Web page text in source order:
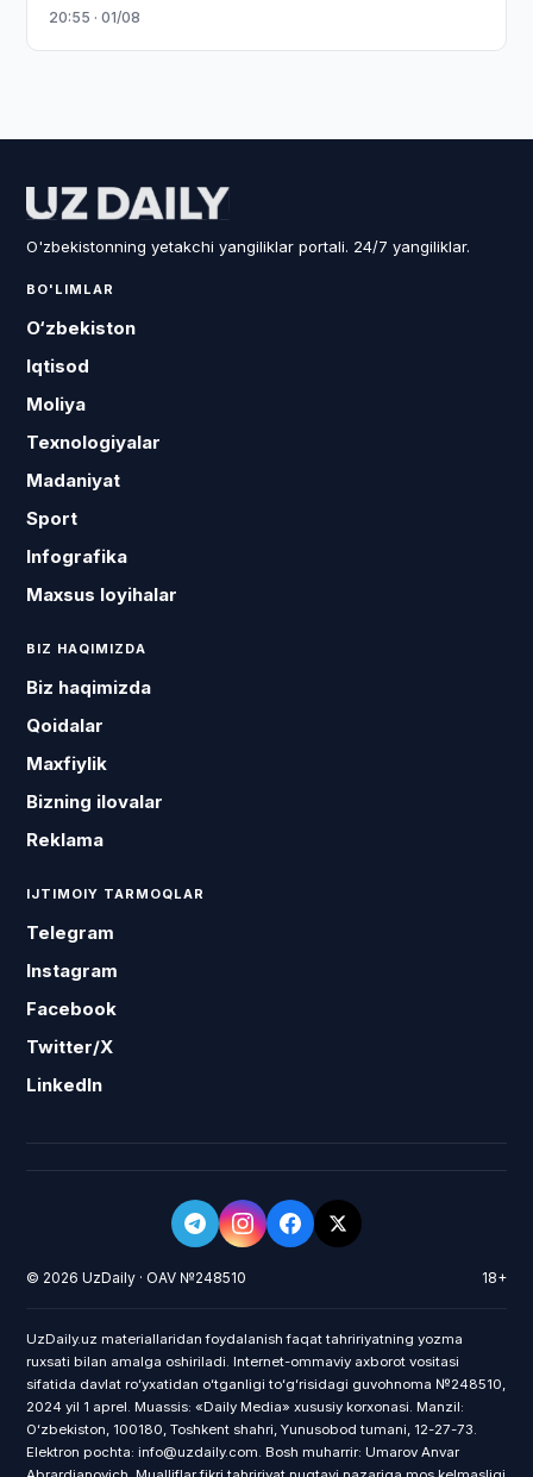
20:55 · 01/08
O'zbekistonning yetakchi yangiliklar portali. 24/7 yangiliklar.
BO'LIMLAR
O‘zbekiston
Iqtisod
Moliya
Texnologiyalar
Madaniyat
Sport
Infografika
Maxsus loyihalar
BIZ HAQIMIZDA
Biz haqimizda
Qoidalar
Maxfiylik
Bizning ilovalar
Reklama
IJTIMOIY TARMOQLAR
Telegram
Instagram
Facebook
Twitter/X
LinkedIn
© 2026 UzDaily · OAV №248510 18+
UzDaily.uz materiallaridan foydalanish faqat tahririyatning yozma
ruxsati bilan amalga oshiriladi. Internet-ommaviy axborot vositasi
sifatida davlat roʻyxatidan oʻtganligi toʻgʻrisidagi guvohnoma №248510,
2024 yil 1 aprel. Muassis: «Daily Media» xususiy korxonasi. Manzil:
Oʻzbekiston, 100180, Toshkent shahri, Yunusobod tumani, 12-27-73.
Elektron pochta: info@uzdaily.com. Bosh muharrir: Umarov Anvar